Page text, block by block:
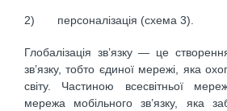
2) персоналізація (схема 3).
Глобалізація зв’язку — це
зв’язку, тобто єдиної мережі, яка
світу. Частиною всесвітньої
мережа мобільного зв’язку, яка